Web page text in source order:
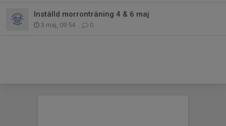
Inställd morronträning 4 & 6 maj
3 maj, 09:54 0